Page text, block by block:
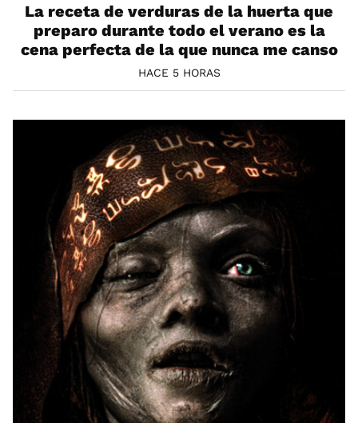
La receta de verduras de la huerta que
preparo durante todo el verano es la
cena perfecta de la que nunca me canso
HACE 5 HORAS